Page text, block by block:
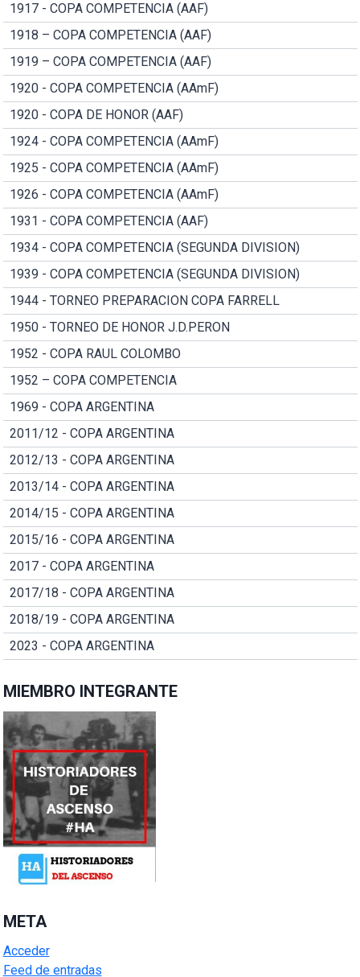
1917 - COPA COMPETENCIA (AAF)
1918 – COPA COMPETENCIA (AAF)
1919 – COPA COMPETENCIA (AAF)
1920 - COPA COMPETENCIA (AAmF)
1920 - COPA DE HONOR (AAF)
1924 - COPA COMPETENCIA (AAmF)
1925 - COPA COMPETENCIA (AAmF)
1926 - COPA COMPETENCIA (AAmF)
1931 - COPA COMPETENCIA (AAF)
1934 - COPA COMPETENCIA (SEGUNDA DIVISION)
1939 - COPA COMPETENCIA (SEGUNDA DIVISION)
1944 - TORNEO PREPARACION COPA FARRELL
1950 - TORNEO DE HONOR J.D.PERON
1952 - COPA RAUL COLOMBO
1952 – COPA COMPETENCIA
1969 - COPA ARGENTINA
2011/12 - COPA ARGENTINA
2012/13 - COPA ARGENTINA
2013/14 - COPA ARGENTINA
2014/15 - COPA ARGENTINA
2015/16 - COPA ARGENTINA
2017 - COPA ARGENTINA
2017/18 - COPA ARGENTINA
2018/19 - COPA ARGENTINA
2023 - COPA ARGENTINA
MIEMBRO INTEGRANTE
META
Acceder
Feed de entradas